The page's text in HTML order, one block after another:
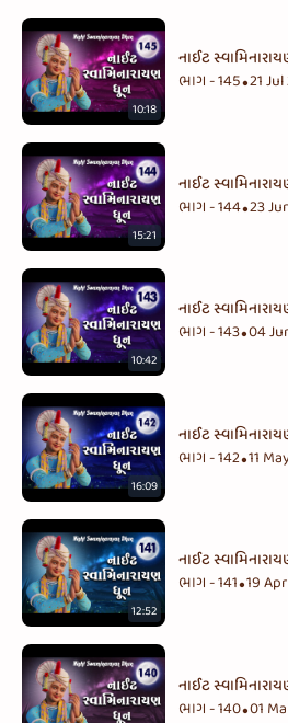
10:18
નાઈટ
ભાગ - 145•21
15:21
નાઈટ
ભાગ - 144•23
10:42
નાઈટ
ભાગ - 143•04
16:09
નાઈટ
ભાગ - 142•11
12:52
નાઈટ
ભાગ - 141•19
નાઈટ
ભાગ - 140•01